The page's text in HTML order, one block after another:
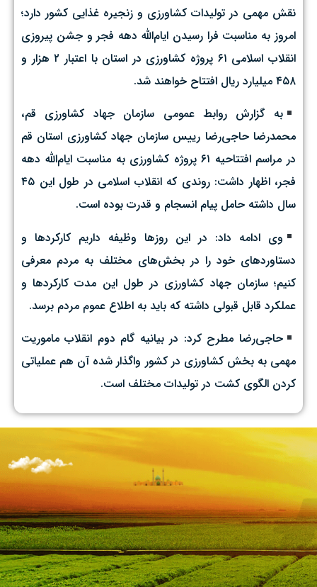
نقش مهمی در تولیدات کشاورزی و زنجیره غذایی کشور دارد؛
امروز به مناسبت فرا رسیدن ایام‌الله دهه فجر و جشن پیروزی
انقلاب اسلامی ۶۱ پروژه کشاورزی در استان با اعتبار ۲ هزار و
۴۵۸ میلیارد ریال افتتاح خواهند شد.
به گزارش روابط عمومی سازمان جهاد کشاورزی قم،
محمدرضا حاجی‌رضا رییس سازمان جهاد کشاورزی استان قم
در مراسم افتتاحیه ۶۱ پروژه کشاورزی به مناسبت ایام‌الله دهه
فجر، اظهار داشت: روندی که انقلاب اسلامی در طول این ۴۵
سال داشته حامل پیام انسجام و قدرت بوده است.
وی ادامه داد: در این روزها وظیفه داریم کارکردها و
دستاوردهای خود را در بخش‌های مختلف به مردم معرفی
کنیم؛ سازمان جهاد کشاورزی در طول این مدت کارکردها و
عملکرد قابل قبولی داشته که باید به اطلاع عموم مردم برسد‌.
حاجی‌رضا مطرح کرد: در بیانیه گام دوم انقلاب ماموریت
مهمی به بخش کشاورزی در کشور واگذار شده آن‌ هم عملیاتی
کردن الگوی کشت در تولیدات مختلف است.